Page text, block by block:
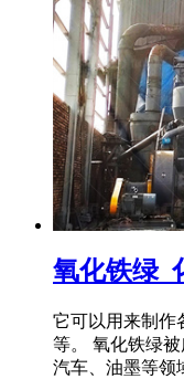
氧化铁绿_
它可以用来制作
等。 氧化铁绿
汽车、油墨等领